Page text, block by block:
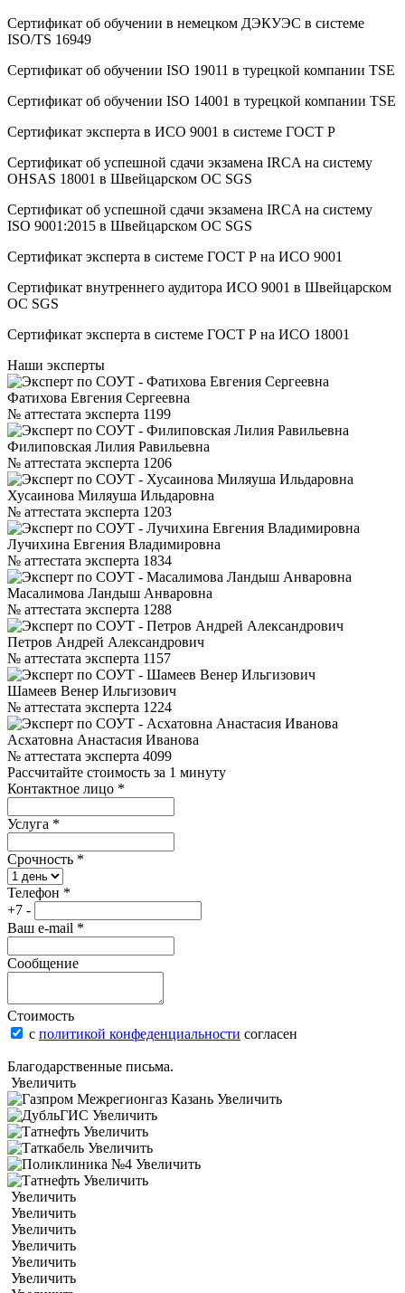
Сертификат об oбучeнии в немецком ДЭКУЭС в системе
ISO/TS 16949
Сертификат об oбучeнии ISO 19011 в турецкой компании TSE
Сертификат об oбучeнии ISO 14001 в турецкой компании TSE
Сертификат эксперта в ИСО 9001 в системе ГОСТ Р
Сертификат об успешной сдачи экзамена IRCA на систему
OHSAS 18001 в Швейцарском ОС SGS
Сертификат об успешной сдачи экзамена IRCA на систему
ISO 9001:2015 в Швейцарском ОС SGS
Сертификат эксперта в системе ГОСТ Р на ИСО 9001
Сертификат внутреннего аудитора ИСО 9001 в Швейцарском
ОС SGS
Сертификат эксперта в системе ГОСТ Р на ИСО 18001
Наши эксперты
Фатихова Евгения Сергеевна
№ аттестата эксперта 1199
Филиповская Лилия Равильевна
№ аттестата эксперта 1206
Хусаинова Миляуша Ильдаровна
№ аттестата эксперта 1203
Лучихина Евгения Владимировна
№ аттестата эксперта 1834
Масалимова Ландыш Анваровна
№ аттестата эксперта 1288
Петров Андрей Александрович
№ аттестата эксперта 1157
Шамеев Венер Ильгизович
№ аттестата эксперта 1224
Асхатовна Анастасия Иванова
№ аттестата эксперта 4099
Рассчитайте стоимость за 1 минуту
Контактное лицо *
Услуга *
Срочность *
Телефон *
+7 -
Ваш e-mail *
Сообщение
Стоимость
с политикой конфеденциальности согласен
Благодарственные письма.
Увеличить
Увеличить
Увеличить
Увеличить
Увеличить
Увеличить
Увеличить
Увеличить
Увеличить
Увеличить
Увеличить
Увеличить
Увеличить